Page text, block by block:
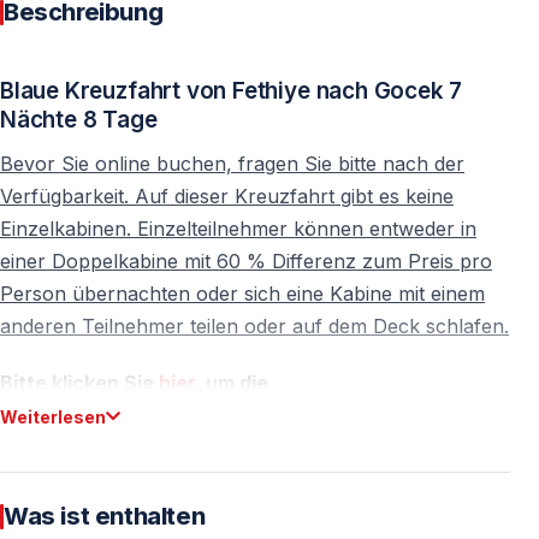
Beschreibung
Blaue Kreuzfahrt von Fethiye nach Gocek 7
Nächte 8 Tage
Bevor Sie online buchen, fragen Sie bitte nach der
Verfügbarkeit. Auf dieser Kreuzfahrt gibt es keine
Einzelkabinen. Einzelteilnehmer können entweder in
einer Doppelkabine mit 60 % Differenz zum Preis pro
Person übernachten oder sich eine Kabine mit einem
anderen Teilnehmer teilen oder auf dem Deck schlafen.
Bitte klicken Sie hier , um die
Stornierungsbedingungen zu lesen. Wenn Sie eine
Stornierungsbedingungen akzeptiert.
Weiterlesen
Was ist enthalten